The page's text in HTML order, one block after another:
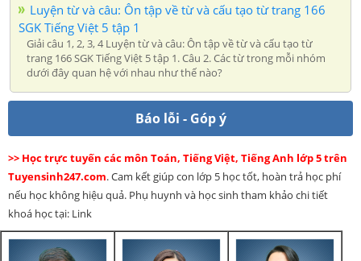
Luyện từ và câu: Ôn tập về từ và cấu tạo từ trang 166
SGK Tiếng Việt 5 tập 1
Giải câu 1, 2, 3, 4 Luyện từ và câu: Ôn tập về từ và cấu tạo từ
trang 166 SGK Tiếng Việt 5 tập 1. Câu 2. Các từ trong mỗi nhóm
dưới đây quan hệ với nhau như thế nào?
Báo lỗi - Góp ý
>> Học trực tuyến các môn Toán, Tiếng Việt, Tiếng Anh lớp 5 trên
Tuyensinh247.com. Cam kết giúp con lớp 5 học tốt, hoàn trả học phí
nếu học không hiệu quả. Phụ huynh và học sinh tham khảo chi tiết
khoá học tại: Link